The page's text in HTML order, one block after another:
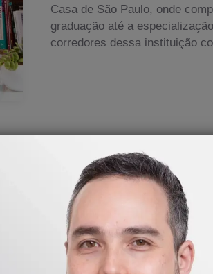
Casa de São Paulo, onde
graduação até a
corredores dessa instituição
e da satisfação em
Alexandre Sato